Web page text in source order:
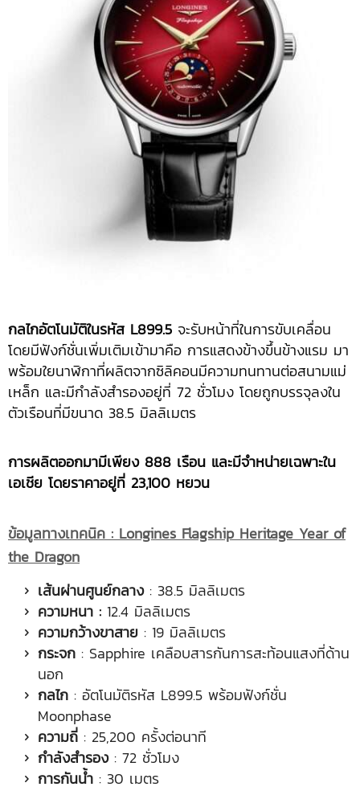
กลไกอัตโนมัติในรหัส L899.5 จะรับหน้าที่ในการขับเคลื่อน
โดยมีฟังก์ชั่นเพิ่มเติมเข้ามาคือ การแสดงข้างขึ้นข้างแรม มา
พร้อมใยนาฬิกาที่ผลิตจากซิลิคอนมีความทนทานต่อสนามแม่
เหล็ก และมีกำลังสำรองอยู่ที่ 72 ชั่วโมง โดยถูกบรรจุลงใน
ตัวเรือนที่มีขนาด 38.5 มิลลิเมตร
การผลิตออกมามีเพียง 888 เรือน และมีจำหน่ายเฉพาะใน
เอเชีย โดยราคาอยู่ที่ 23,100 หยวน
ข้อมูลทางเทคนิค : Longines Flagship Heritage Year of
the Dragon
เส้นผ่านศูนย์กลาง: 38.5 มิลลิเมตร
ความหนา : 12.4 มิลลิเมตร
ความกว้างขาสาย : 19 มิลลิเมตร
กระจก : Sapphire เคลือบสารกันการสะท้อนแสงที่ด้าน
นอก
กลไก : อัตโนมัติรหัส L899.5 พร้อมฟังก์ชั่น
Moonphase
ความถี่ : 25,200 ครั้งต่อนาที
กำลังสำรอง: 72 ชั่วโมง
การกันน้ำ : 30 เมตร